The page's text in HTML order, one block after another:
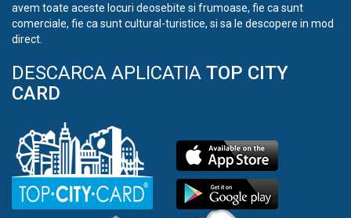
avem toate aceste locuri deosebite si frumoase, fie ca sunt
comerciale, fie ca sunt cultural-turistice, si sa le descopere in mod
direct.
DESCARCA APLICATIA TOP CITY
CARD